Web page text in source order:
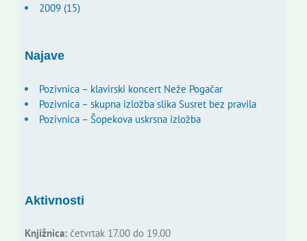
2009 (15)
Najave
Pozivnica – klavirski koncert Neže Pogačar
Pozivnica – skupna izložba slika Susret bez pravila
Pozivnica – Šopekova uskrsna izložba
Aktivnosti
Knjižnica:četvrtak 17.00 do 19.00